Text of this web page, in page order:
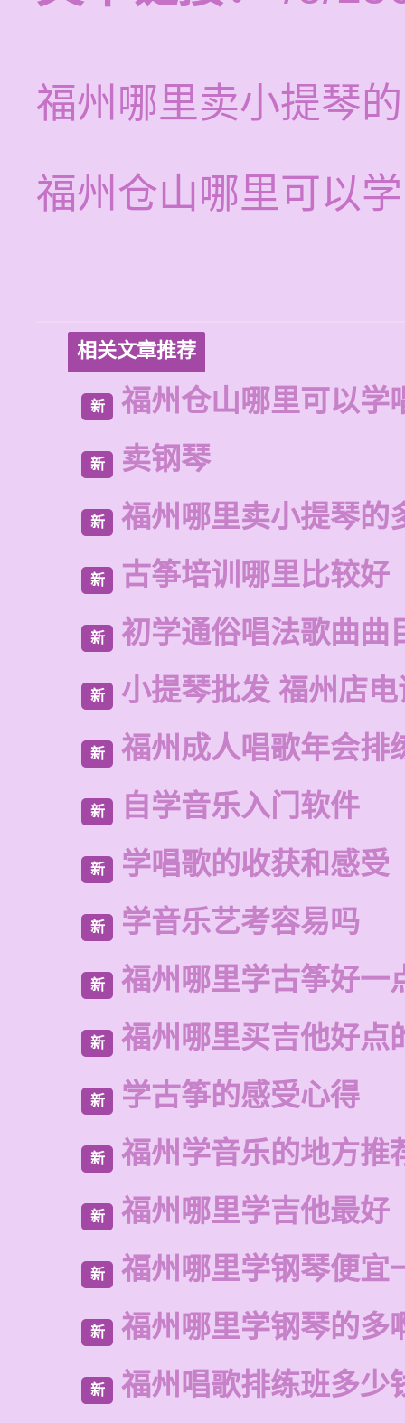
福州哪里卖小提琴
福州仓山哪里可以
相关文章推荐
新 福州仓山哪里可以学
新 卖钢琴
新 福州哪里卖小提琴的
新 古筝培训哪里比较好
新 初学通俗唱法歌曲曲
新 小提琴批发 福州店
新 福州成人唱歌年会排
新 自学音乐入门软件
新 学唱歌的收获和感受
新 学音乐艺考容易吗
新 福州哪里学古筝好一
新 福州哪里买吉他好点
新 学古筝的感受心得
新 福州学音乐的地方推
新 福州哪里学吉他最好
新 福州哪里学钢琴便宜
新 福州哪里学钢琴的多
新 福州唱歌排练班多少